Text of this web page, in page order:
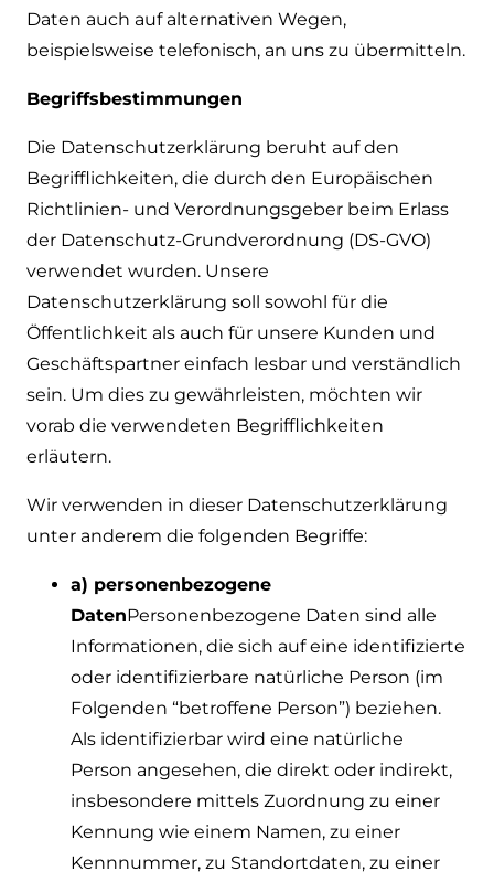
Daten auch auf alternativen Wegen,
beispielsweise telefonisch, an uns zu übermitteln.
Begriffsbestimmungen
Die Datenschutzerklärung beruht auf den
Begrifflichkeiten, die durch den Europäischen
Richtlinien- und Verordnungsgeber beim Erlass
der Datenschutz-Grundverordnung (DS-GVO)
verwendet wurden. Unsere
Datenschutzerklärung soll sowohl für die
Öffentlichkeit als auch für unsere Kunden und
Geschäftspartner einfach lesbar und verständlich
sein. Um dies zu gewährleisten, möchten wir
vorab die verwendeten Begrifflichkeiten
erläutern.
Wir verwenden in dieser Datenschutzerklärung
unter anderem die folgenden Begriffe:
a) personenbezogene
DatenPersonenbezogene Daten sind alle
Informationen, die sich auf eine identifizierte
oder identifizierbare natürliche Person (im
Folgenden “betroffene Person”) beziehen.
Als identifizierbar wird eine natürliche
Person angesehen, die direkt oder indirekt,
insbesondere mittels Zuordnung zu einer
Kennung wie einem Namen, zu einer
Kennnummer, zu Standortdaten, zu einer